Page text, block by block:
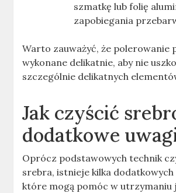
szmatkę lub folię
zapobiegania
Warto zauważyć, że polerowanie
wykonane delikatnie, aby nie
szczególnie delikatnych
Jak czyścić
dodatkowe
Oprócz podstawowych technik
srebra, istnieje kilka dodatkowych
które mogą pomóc w utrzymaniu